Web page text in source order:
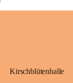
Kirschblütenhalle